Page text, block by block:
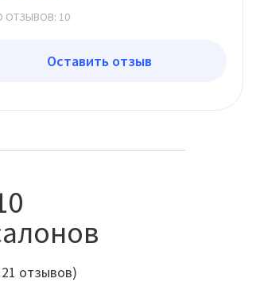
ОТЗЫВОВ: 10
Оставить отзыв
отзывов)